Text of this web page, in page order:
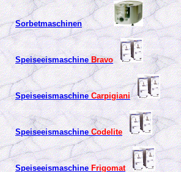
Sorbetmaschinen
SpeiseeismaschineBravo
SpeiseeismaschineCarpigiani
SpeiseeismaschineCodelite
SpeiseeismaschineFrigomat